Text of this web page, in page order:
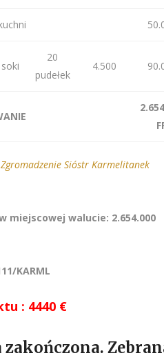
20
pudełek
4.500
Zgromadzenie Sióstr Karmelitanek
miejscowej walucie: 2.654.000
KARML
: 4440 €